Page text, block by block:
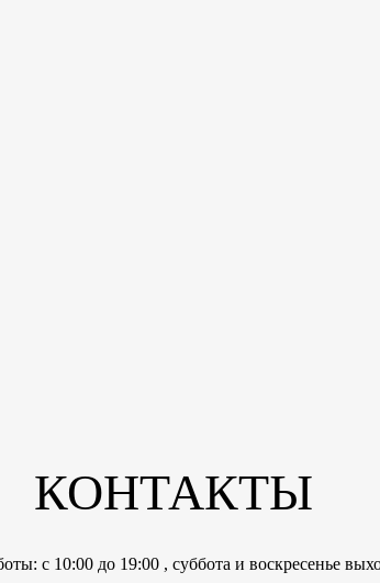
КОНТАКТЫ
с 10:00 до 19:00 , суббота и воскресенье